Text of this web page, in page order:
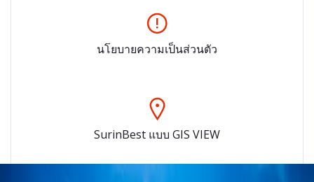
นโยบายความเป็นส่วนตัว
SurinBest แบบ GIS VIEW